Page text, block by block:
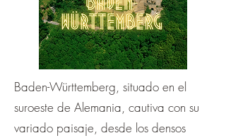
Baden-Württemberg, situado en el
suroeste de Alemania, cautiva con su
variado paisaje, desde los densos